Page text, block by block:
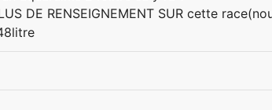
DE RENSEIGNEMENT SUR cette